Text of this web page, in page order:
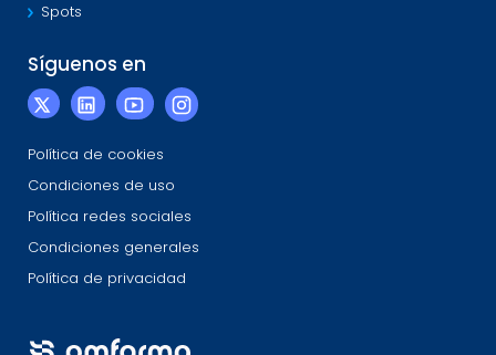
Spots
Síguenos en
Política de cookies
Condiciones de uso
Política redes sociales
Condiciones generales
Política de privacidad